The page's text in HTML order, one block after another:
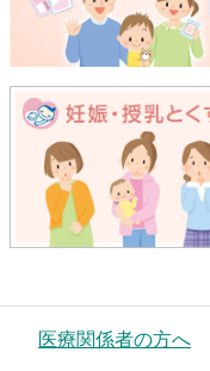
医療関係者の方へ